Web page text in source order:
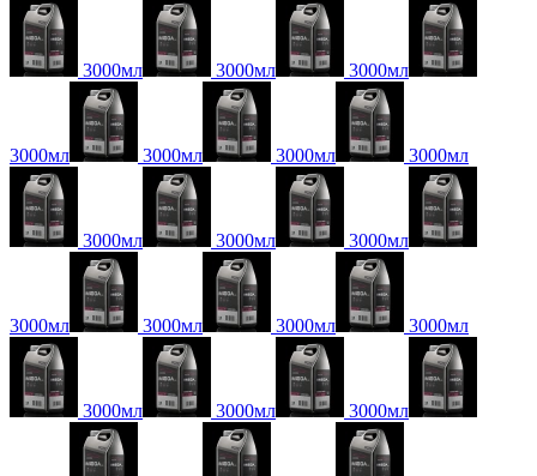
3000мл 3000мл 3000мл
3000мл 3000мл 3000мл 3000мл
3000мл 3000мл 3000мл
3000мл 3000мл 3000мл 3000мл
3000мл 3000мл 3000мл